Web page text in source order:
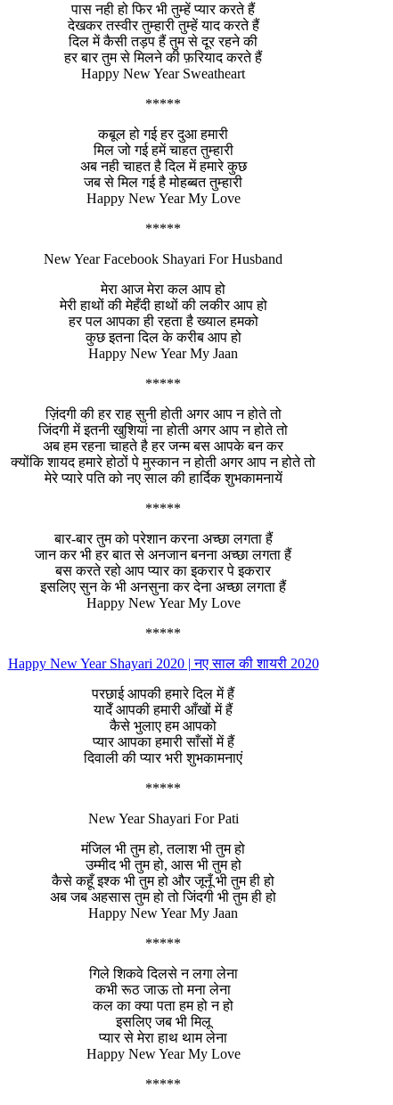
पास नही हो फिर भी तुम्हें प्यार करते हैं
देखकर तस्वीर तुम्हारी तुम्हें याद करते हैं
दिल में कैसी तड़प हैं तुम से दूर रहने की
हर बार तुम से मिलने की फ़रियाद करते हैं
Happy New Year Sweatheart
*****
कबूल हो गई हर दुआ हमारी
मिल जो गई हमें चाहत तुम्हारी
अब नही चाहत है दिल में हमारे कुछ
जब से मिल गई है मोहब्बत तुम्हारी
Happy New Year My Love
*****
New Year Facebook Shayari For Husband
मेरा आज मेरा कल आप हो
मेरी हाथों की मेहँदी हाथों की लकीर आप हो
हर पल आपका ही रहता है ख्याल हमको
कुछ इतना दिल के करीब आप हो
Happy New Year My Jaan
*****
ज़िंदगी की हर राह सुनी होती अगर आप न होते तो
जिंदगी में इतनी खुशियां ना होती अगर आप न होते तो
अब हम रहना चाहते है हर जन्म बस आपके बन कर
क्योंकि शायद हमारे होठों पे मुस्कान न होती अगर आप न होते तो
मेरे प्यारे पति को नए साल की हार्दिक शुभकामनायें
*****
बार-बार तुम को परेशान करना अच्छा लगता हैं
जान कर भी हर बात से अनजान बनना अच्छा लगता हैं
बस करते रहो आप प्यार का इकरार पे इकरार
इसलिए सुन के भी अनसुना कर देना अच्छा लगता हैं
Happy New Year My Love
*****
Happy New Year Shayari 2020 | नए साल की शायरी 2020
परछाई आपकी हमारे दिल में हैं
यादेँ आपकी हमारी आँखों में हैं
कैसे भुलाए हम आपको
प्यार आपका हमारी साँसों में हैं
दिवाली की प्यार भरी शुभकामनाएं
*****
New Year Shayari For Pati
मंजिल भी तुम हो, तलाश भी तुम हो
उम्मीद भी तुम हो, आस भी तुम हो
कैसे कहूँ इश्क भी तुम हो और जूनूँ भी तुम ही हो
अब जब अहसास तुम हो तो जिंदगी भी तुम ही हो
Happy New Year My Jaan
*****
गिले शिकवे दिलसे न लगा लेना
कभी रूठ जाऊ तो मना लेना
कल का क्या पता हम हो न हो
इसलिए जब भी मिलू
प्यार से मेरा हाथ थाम लेना
Happy New Year My Love
*****